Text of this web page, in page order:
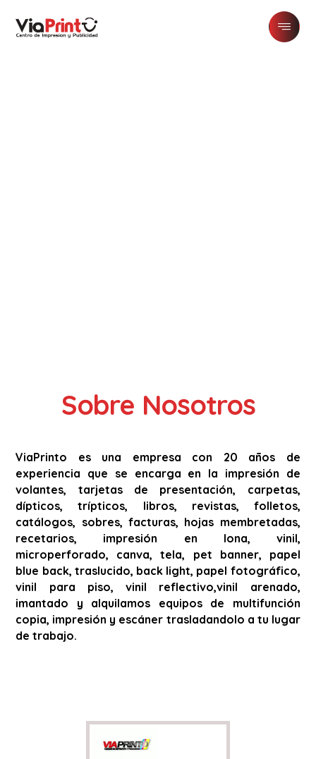
Sobre Nosotros
ViaPrinto es una empresa con 20 años de
experiencia que se encarga en la impresión de
volantes, tarjetas de presentación, carpetas,
dípticos, trípticos, libros, revistas, folletos,
catálogos, sobres, facturas, hojas membretadas,
recetarios, impresión en lona, vinil,
microperforado, canva, tela, pet banner, papel
blue back, traslucido, back light, papel fotográfico,
vinil para piso, vinil reflectivo,vinil arenado,
imantado y alquilamos equipos de multifunción
copia, impresión y escáner trasladandolo a tu lugar
de trabajo.